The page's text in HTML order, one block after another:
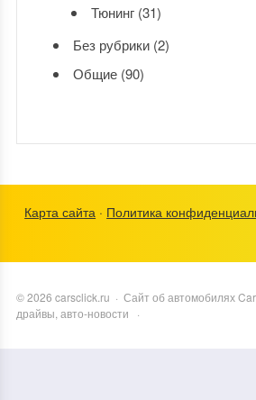
Тюнинг(31)
Без рубрики(2)
Общие(90)
Карта сайта · Политика
©2026 carsclick.ru · Сайт об автомобилях
драйвы, авто-новости
·